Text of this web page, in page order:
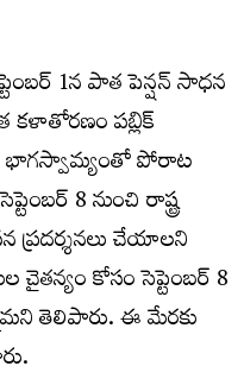
1న పాత పెన్షన్ సాధన
కళాతోరణం పబ్లిక్
భాగస్వామ్యంతో పోరాట
8 నుంచి రాష్ట్ర
ప్రదర్శనలు చేయాల‌ని
కోసం సెప్టెంబ‌ర్ 8
తెలిపారు. ఈ మేర‌కు